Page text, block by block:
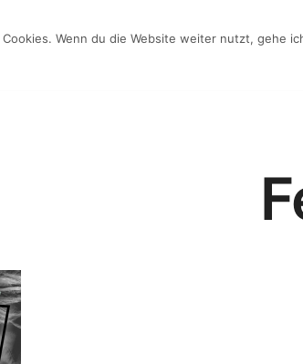
VIDEO-BLOG VIDEO-IDEEN
Wenn du die Website weiter nutzt, gehe